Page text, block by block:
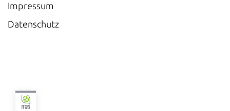
Impressum
Datenschutz